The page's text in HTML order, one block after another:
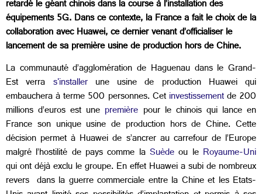
retardé le géant chinois dans la course à l’installation des
équipements 5G. Dans ce contexte, la France a fait le choix de la
collaboration avec Huawei, ce dernier venant d’officialiser le
lancement de sa première usine de production hors de Chine.
La communauté d’agglomération de Haguenau dans le Grand-
Est verra s'installerune usine de production Huawei qui
embauchera à terme 500 personnes. Cetinvestissementde 200
millions d’euros est une première pour le chinois qui lance en
France son unique usine de production hors de Chine. Cette
décision permet à Huawei de s’ancrer au carrefour de l’Europe
malgré l’hostilité de pays comme la Suède ou le Royaume-Uni
qui ont déjà exclu le groupe. En effet Huawei a subi de nombreux
revers dans la guerre commerciale entre la Chine et les Etats-